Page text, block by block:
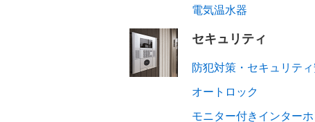
電気温水器
セキュリティ
防犯対策・セキュリテ
オートロック
モニター付きインター